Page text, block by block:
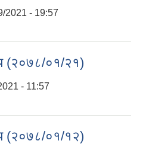
2021 - 19:57
(२०७८/०१/२१)
- 11:57
(२०७८/०१/१२)